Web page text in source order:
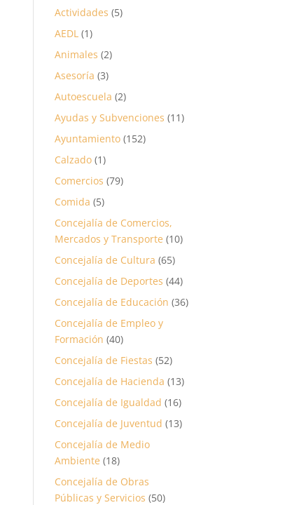
Actividades (5)
AEDL (1)
Animales (2)
Asesoría (3)
Autoescuela (2)
Ayudas y Subvenciones (11)
Ayuntamiento (152)
Calzado (1)
Comercios (79)
Comida (5)
Concejalía de Comercios,
Mercados y Transporte (10)
Concejalía de Cultura (65)
Concejalía de Deportes (44)
Concejalía de Educación (36)
Concejalía de Empleo y
Formación (40)
Concejalía de Fiestas (52)
Concejalía de Hacienda (13)
Concejalía de Igualdad (16)
Concejalía de Juventud (13)
Concejalía de Medio
Ambiente (18)
Concejalía de Obras
Públicas y Servicios (50)